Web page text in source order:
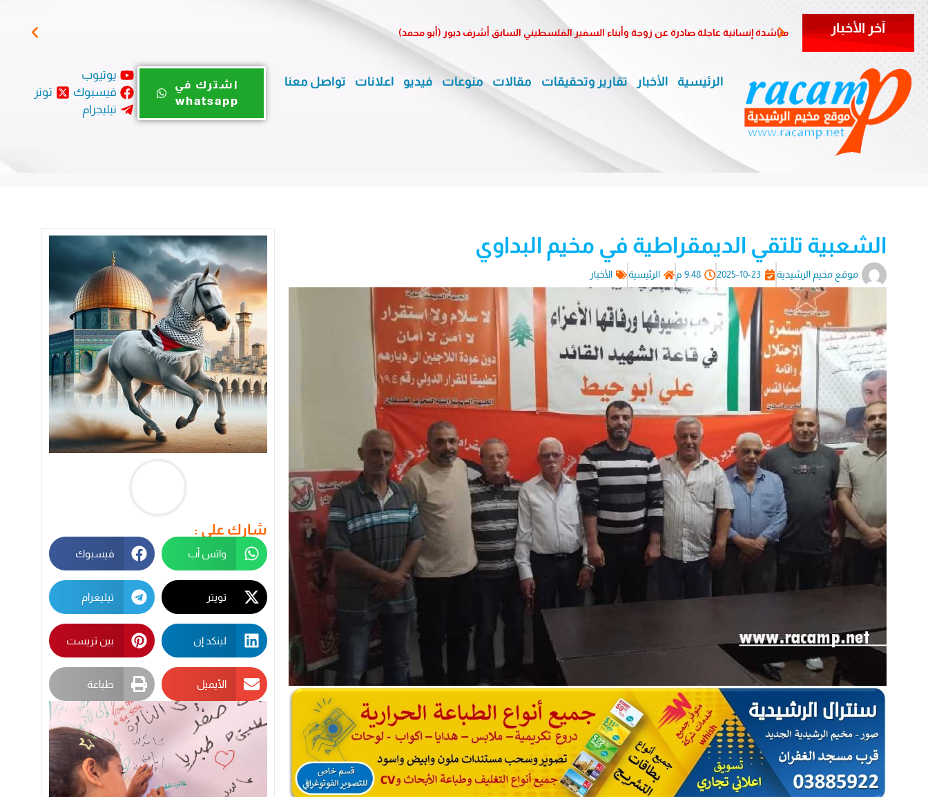
آخر الأخبار مناشدة إنسانية عاجلة صادرة عن زوجة وأبناء السفير الفلسطيني السابق أشرف دبور (أبو محمد)
الرئيسية الأخبار تقارير وتحقيقات مقالات منوعات فيديو اعلانات تواصل معنا
يوتيوب
فيسبوك
توتر
تيليجرام
اشترك في
whatsapp
الشعبية تلتقي الديمقراطية في مخيم البداوي
موقع مخيم الرشيدية 2025-10-23 9:48 م الرئيسية الأخبار
شارك على :
واتس أب فيسبوك
تويتر تيليغرام
لينكد إن بين تريست
الأيميل طباعة